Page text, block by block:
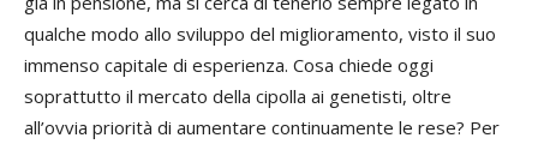
qualche modo allo sviluppo del miglioramento, visto il suo
immenso capitale di esperienza. Cosa chiede oggi
soprattutto il mercato della cipolla ai genetisti, oltre
all’ovvia priorità di aumentare continuamente le rese? Per